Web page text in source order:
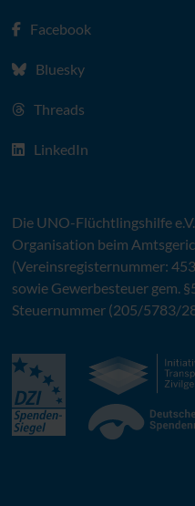
Facebook
Bluesky
Threads
LinkedIn
Die UNO-Flüchtlingshilfe e.V.
Organisation beim
(Vereinsregisternummer:
sowie Gewerbesteuer gem.
Steuernummer (205/5783/